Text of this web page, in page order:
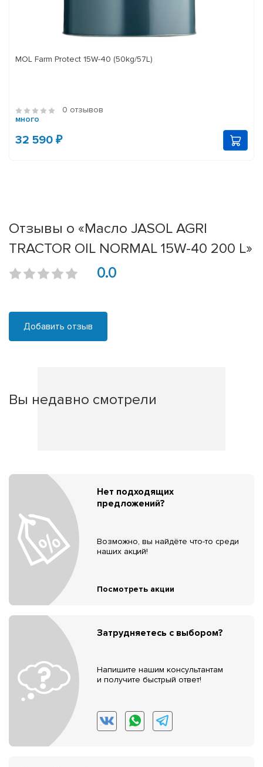
MOL Farm Protect 15W-40 (50kg/57L)
0 отзывов
много
32 590 ₽
Отзывы о «Масло JASOL AGRI
TRACTOR OIL NORMAL 15W-40 200 L»
0.0
Добавить отзыв
Вы недавно смотрели
Нет подходящих
предложений?
Возможно, вы найдёте что-то среди
наших акций!
Посмотреть акции
Затрудняетесь с выбором?
Напишите нашим консультантам
и получите быстрый ответ!